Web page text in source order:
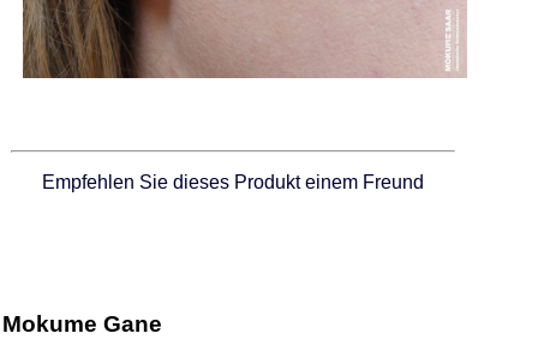
Empfehlen Sie dieses Produkt einem Freund
Mokume Gane